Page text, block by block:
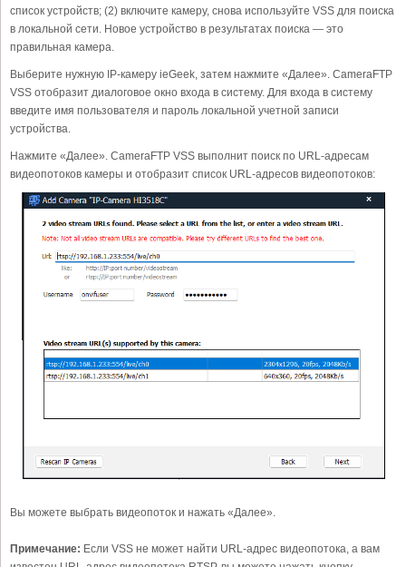
список устройств; (2) включите камеру, снова используйте VSS для поиска
в локальной сети. Новое устройство в результатах поиска — это
правильная камера.
Выберите нужную IP-камеру ieGeek, затем нажмите «Далее». CameraFTP
VSS отобразит диалоговое окно входа в систему. Для входа в систему
введите имя пользователя и пароль локальной учетной записи
устройства.
Нажмите «Далее». CameraFTP VSS выполнит поиск по URL-адресам
видеопотоков камеры и отобразит список URL-адресов видеопотоков:
Вы можете выбрать видеопоток и нажать «Далее».
Примечание: Если VSS не может найти URL-адрес видеопотока, а вам